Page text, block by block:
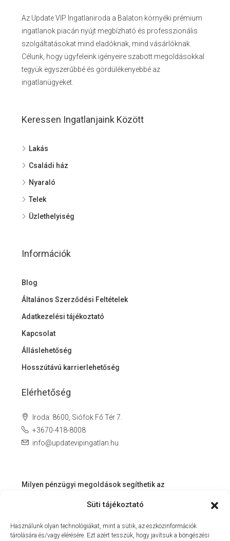
Süti tájékoztató
Használunk olyan technológiákat, mint a sütik, az eszközinformációk
tárolására és/vagy elérésére. Ezt azért tesszük, hogy javítsuk a böngészési
Az Update VIP Ingatlaniroda a Balaton környéki prémium
ingatlanok piacán nyújt megbízható és professzionális
szolgáltatásokat mind eladóknak, mind vásárlóknak.
Célunk, hogy ügyfeleink igényeire szabott megoldásokkal
tegyük egyszerűbbé és gördülékenyebbé az
ingatlanügyeket.
Keressen Ingatlanjaink Között
Lakás
Családi ház
Nyaraló
Telek
Üzlethelyiség
Információk
Blog
Általános Szerződési Feltételek
Adatkezelési tájékoztató
Kapcsolat
Álláslehetőség
Hosszútávú karrierlehetőség
Elérhetőség
Iroda: 8600, Siófok Fő Tér 7.
+3670-418-8008
info@updatevipingatlan.hu
Milyen pénzügyi megoldások segíthetik az
szolgáltatás a Balaton környékén